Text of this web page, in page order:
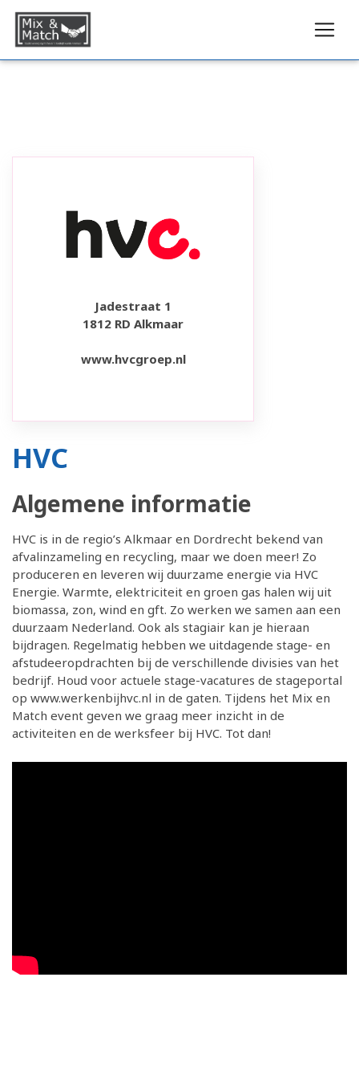
Jadestraat 1
1812 RD Alkmaar
www.hvcgroep.nl
HVC
Algemene informatie
HVC is in de regio’s Alkmaar en Dordrecht bekend van
afvalinzameling en recycling, maar we doen meer! Zo
produceren en leveren wij duurzame energie via HVC
Energie. Warmte, elektriciteit en groen gas halen wij uit
biomassa, zon, wind en gft. Zo werken we samen aan een
duurzaam Nederland. Ook als stagiair kan je hieraan
bijdragen. Regelmatig hebben we uitdagende stage- en
afstudeeropdrachten bij de verschillende divisies van het
bedrijf. Houd voor actuele stage-vacatures de stageportal
op www.werkenbijhvc.nl in de gaten. Tijdens het Mix en
Match event geven we graag meer inzicht in de
activiteiten en de werksfeer bij HVC. Tot dan!